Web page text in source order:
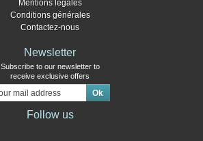
Mentions légales
Conditions générales
Contactez-nous
Newsletter
Subscribe to our newsletter to
receive exclusive offers
Follow us